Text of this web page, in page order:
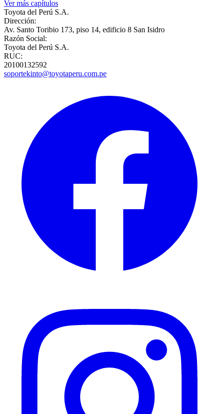
Ver más capítulos
Toyota del Perú S.A.
Dirección:
Av. Santo Toribio 173, piso 14, edificio 8 San Isidro
Razón Social:
Toyota del Perú S.A.
RUC:
20100132592
soportekinto@toyotaperu.com.pe